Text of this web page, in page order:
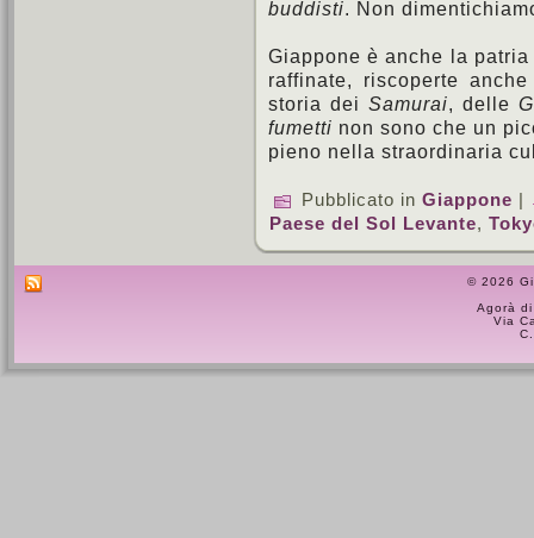
buddisti. Non
Giappone è anche la
raffinate, riscoperte
storia dei Samurai, delle
fumetti non sono che un
pieno nella straordinaria
Pubblicato in Giappone
Paese del Sol Levante,
© 2026
Agorà
Via